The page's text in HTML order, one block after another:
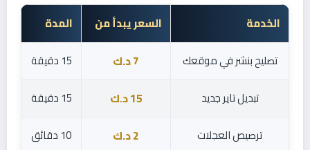
الخدمة السعر يبدأ من
المدة
تصليح بنشر في موقعك
7 د.ك
15 دقيقة
تبديل تاير جديد
15 د.ك
15 دقيقة
ترصيص العجلات
2 د.ك
10 دقائق